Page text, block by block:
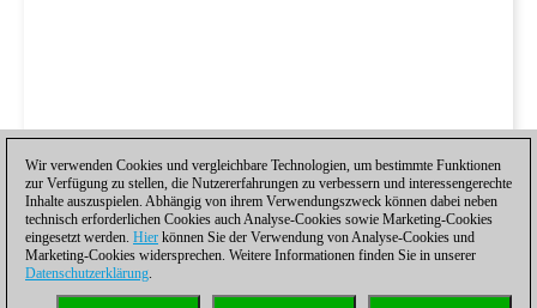
Wir verwenden Cookies und vergleichbare Technologien, um bestimmte Funktionen
zur Verfügung zu stellen, die Nutzererfahrungen zu verbessern und interessengerechte
Inhalte auszuspielen. Abhängig von ihrem Verwendungszweck können dabei neben
technisch erforderlichen Cookies auch Analyse-Cookies sowie Marketing-Cookies
eingesetzt werden. Hier können Sie der Verwendung von Analyse-Cookies und
Marketing-Cookies widersprechen. Weitere Informationen finden Sie in unserer
Datenschutzerklärung.